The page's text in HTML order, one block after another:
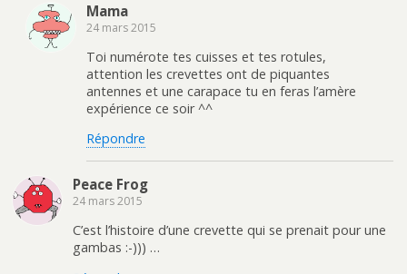
Mama
24 mars 2015
Toi numérote tes cuisses et tes rotules,
attention les crevettes ont de piquantes
antennes et une carapace tu en feras l’amère
expérience ce soir ^^
Répondre
Peace Frog
24 mars 2015
C’est l’histoire d’une crevette qui se prenait pour une
gambas :-))) …